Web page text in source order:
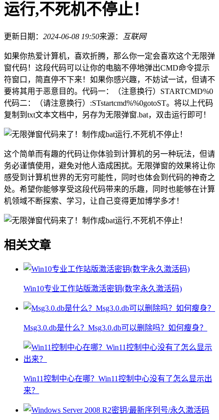
运行,不死机不停止！
更新日期： 2024-06-08 19:50来源： 互联网
如果你热爱计算机，喜欢折腾，那么你一定会喜欢这个无限弹
窗代码！这段代码可以让你的电脑不停地弹出CMD命令提示
符窗口，简直停不下来！如果你感兴趣，不妨试一试，但请不
要将其用于恶意目的。代码一：（注意换行）STARTCMD%0
代码二：（请注意换行）:STstartcmd%%0gotoST。将以上代码
复制到txt文本文档中，另存为无限弹窗.bat，双击运行即可！
这个简单而有趣的代码让你体验到计算机的另一种玩法，但请
务必谨慎使用，避免对他人造成困扰。无限弹窗的效果将让你
感受到计算机世界的无穷可能性，同时也体会到代码的神奇之
处。希望你能够享受这段代码带来的乐趣，同时也能够在计算
机领域不断探索、学习，让自己变得更加博学多才！
相关文章
Win10专业工作站版激活密钥(数字永久激活码)
Msg3.0.db是什么？Msg3.0.db可以删除吗？如何瘦身？
Win11控制中心在哪？Win11控制中心没有了怎么显示出
来？